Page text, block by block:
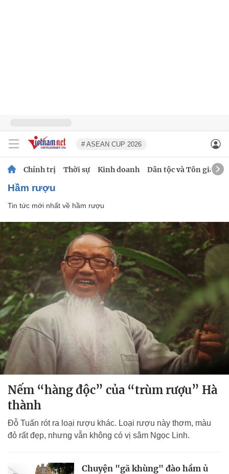
# ASEAN CUP 2026
Chính trị Thời sự Kinh doanh Dân tộc và Tôn giáo
hầm rượu
Tin tức mới nhất về hầm rượu
Nếm “hàng độc” của “trùm rượu” Hà
thành
Đỗ Tuấn rót ra loại rượu khác. Loại rượu này thơm, màu
đỏ rất đẹp, nhưng vẫn không có vị sâm Ngọc Linh.
Chuyện "gã khùng" đào hầm ủ